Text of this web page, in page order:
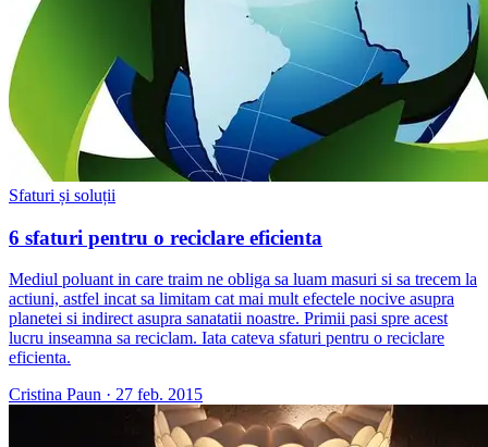
Sfaturi și soluții
6 sfaturi pentru o reciclare eficienta
Mediul poluant in care traim ne obliga sa luam masuri si sa trecem la
actiuni, astfel incat sa limitam cat mai mult efectele nocive asupra
planetei si indirect asupra sanatatii noastre. Primii pasi spre acest
lucru inseamna sa reciclam. Iata cateva sfaturi pentru o reciclare
eficienta.
Cristina Paun · 27 feb. 2015